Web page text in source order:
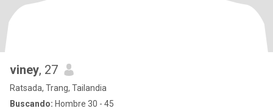
viney, 27
Ratsada, Trang, Tailandia
Buscando: Hombre 30 - 45